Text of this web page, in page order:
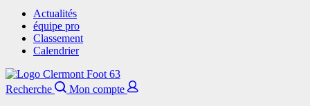
Actualités
équipe pro
Classement
Calendrier
Recherche
Mon compte